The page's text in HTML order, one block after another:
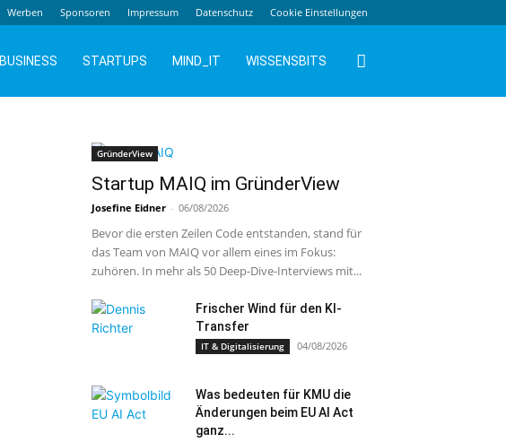
Werben Sponsoren Impressum Datenschutz Cookie Einstellungen
BUSINESS STARTUPS MIND_IT WISSENSBITS
GründerView
Startup MAIQ im GründerView
Josefine Eidner - 06/08/2026
Bevor die ersten Zeilen Code entstanden, stand für
das Team von MAIQ vor allem eines im Fokus:
zuhören. In mehr als 50 Deep-Dive-Interviews mit...
Frischer Wind für den KI-
Transfer
IT & Digitalisierung 04/08/2026
Was bedeuten für KMU die
Änderungen beim EU AI Act
ganz...